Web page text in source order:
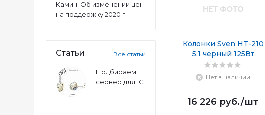
Камин: Об изменении цен
на поддержку 2020 г.
Статьи Все статьи
Подбираем
сервер для 1С
Колонки Sven HT-210
5.1 черный 125Вт
Нет в наличии
16 226 руб./шт